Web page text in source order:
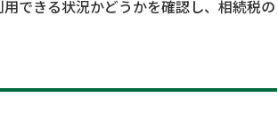
できる状況かどうかを確認し、相続税の